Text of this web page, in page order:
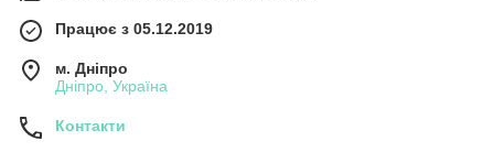
Працює з 05.12.2019
м. Дніпро
Дніпро, Україна
Контакти